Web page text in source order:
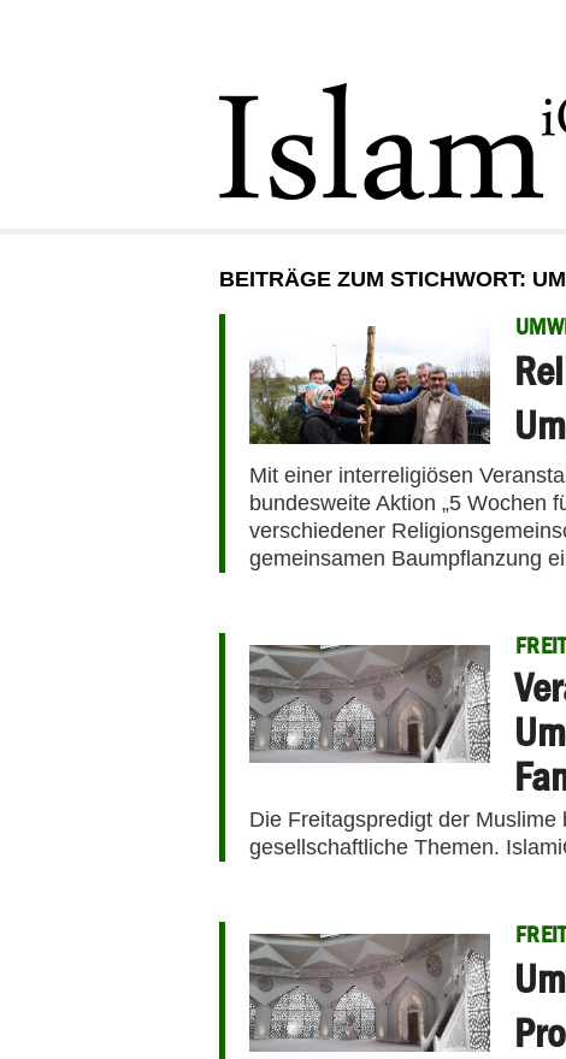
BEITRÄGE ZUM STICHWORT:
Mit einer interreligiösen
bundesweite Aktion „5 Wochen
verschiedener
gemeinsamen Baumpflanzung
Die Freitagspredigt der
gesellschaftliche Themen.